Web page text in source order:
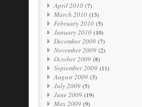
April 2010 (7)
March 2010 (13)
February 2010 (5)
January 2010 (10)
December 2009 (7)
November 2009 (2)
October 2009 (8)
September 2009 (11)
August 2009 (3)
July 2009 (5)
June 2009 (19)
May 2009 (9)